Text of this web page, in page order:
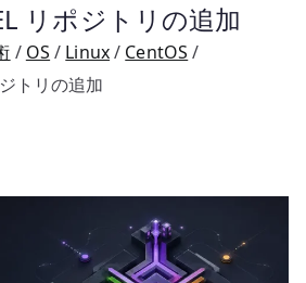
リポジトリの追加
OS Linux
CentOS
トリの追加